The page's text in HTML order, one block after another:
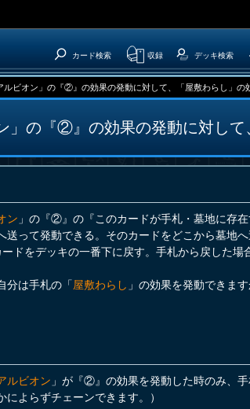
カード検索 収録 デッキ検索
ルビオン」の『②』の効果の発動に対して、「屋敷わらし」の
」の『②』の効果の発動に対し
ン 」の『②』の『このカードが手札・墓地に存
送って発動できる。そのカードをどこから墓地
ドをデッキの一番下に戻す。手札から戻した
分は手札の「屋敷わらし 」の効果を発動できます
ルビオン 」が『②』の効果を発動した時のみ、手
によらずチェーンできます。）